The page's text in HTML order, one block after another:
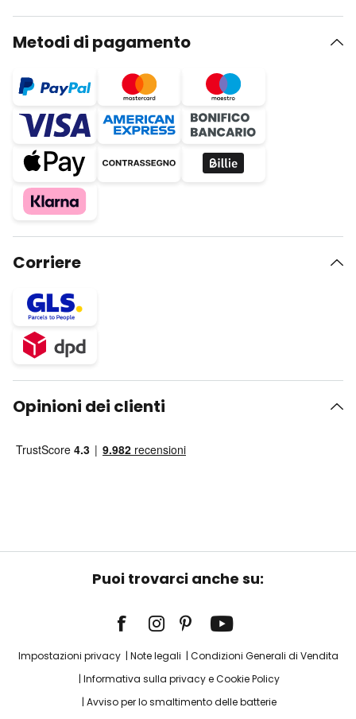
Metodi di pagamento
Corriere
Opinioni dei clienti
Puoi trovarci anche su:
Impostazioni privacy Note legali
Condizioni Generali di Vendita
Informativa sulla privacy e Cookie Policy
Avviso per lo smaltimento delle batterie